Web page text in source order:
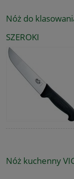
Nóż do
SZEROKI
Nóż kuchenny